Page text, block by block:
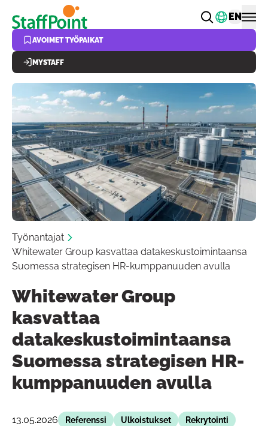
Hyppää pääsisältöön Vaihda
EN
AVOIMET TYÖPAIKAT
MYSTAFF
Työnantajat
Whitewater Group kasvattaa datakeskustoimintaansa
Suomessa strategisen HR-kumppanuuden avulla
Whitewater Group
kasvattaa
datakeskustoimintaansa
Suomessa strategisen HR-
kumppanuuden avulla
13.05.2026 Referenssi Ulkoistukset Rekrytointi